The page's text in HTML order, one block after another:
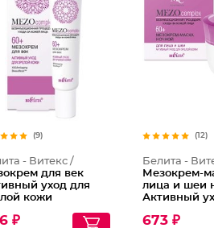
(9)
- Витекс /
для век
уход для
кожи
₽
(12)
Белита -
Мезокрем-
лица и шеи
Активный
673 ₽